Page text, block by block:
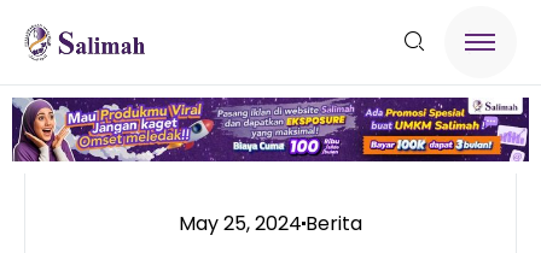
May 25, 2024 Berita